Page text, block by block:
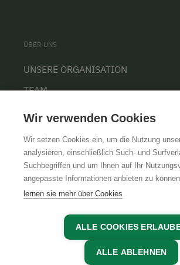
ÜBER UNS
UNSERE ORGANISATION
TEAM
KARRIERE
AGBIMPRESSUM
Wir verwenden Cookies
Wir setzen Cookies ein, um die Nutzung
analysieren, einschließlich Such- und
Suchbegriffen und um Ihnen auf Ihr
angepasste Informationen anbieten zu
lernen sie mehr über Cookies
ALLE COOKIES
ALLE ABLEHNEN